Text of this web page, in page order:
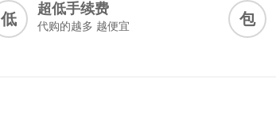
低
超低手续费
代购的越多 越便宜 包